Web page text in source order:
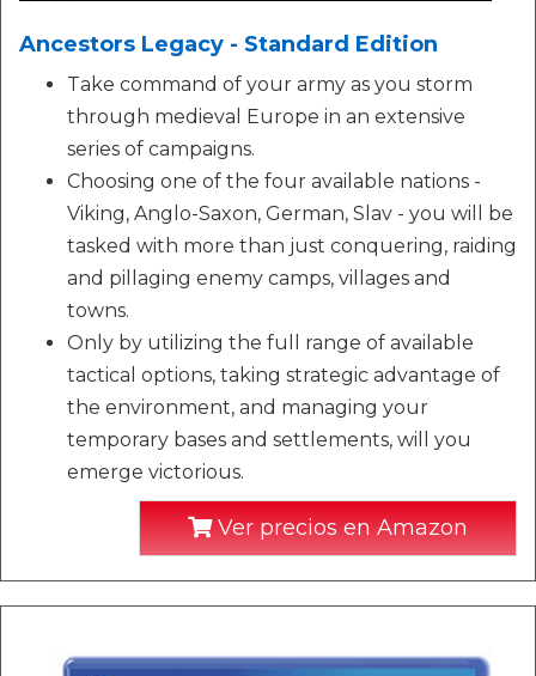
Ancestors Legacy - Standard Edition
Take command of your army as you storm
through medieval Europe in an extensive
series of campaigns.
Choosing one of the four available nations -
Viking, Anglo-Saxon, German, Slav - you will be
tasked with more than just conquering, raiding
and pillaging enemy camps, villages and
towns.
Only by utilizing the full range of available
tactical options, taking strategic advantage of
the environment, and managing your
temporary bases and settlements, will you
emerge victorious.
Ver precios en Amazon